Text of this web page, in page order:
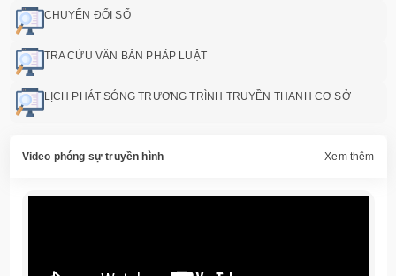
CHUYỂN ĐỔI SỐ
TRA CỨU VĂN BẢN PHÁP LUẬT
LỊCH PHÁT SÓNG TRƯƠNG TRÌNH TRUYỀN THANH CƠ SỞ
Video phóng sự truyền hình Xem thêm